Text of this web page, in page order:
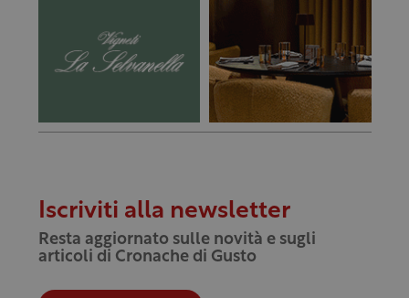
Iscriviti alla newsletter
Resta aggiornato sulle novità e sugli
articoli di Cronache di Gusto